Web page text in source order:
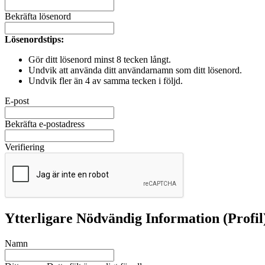
Bekräfta lösenord
Lösenordstips:
Gör ditt lösenord minst 8 tecken långt.
Undvik att använda ditt användarnamn som ditt lösenord.
Undvik fler än 4 av samma tecken i följd.
E-post
Bekräfta e-postadress
Verifiering
Ytterligare Nödvändig Information
Namn